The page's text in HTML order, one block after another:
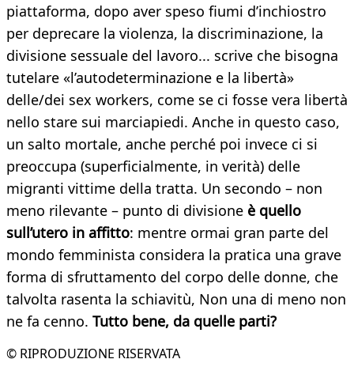
piattaforma, dopo aver speso fiumi d’inchiostro
per deprecare la violenza, la discriminazione, la
divisione sessuale del lavoro... scrive che bisogna
tutelare «l’autodeterminazione e la libertà»
delle/dei sex workers, come se ci fosse vera libertà
nello stare sui marciapiedi. Anche in questo caso,
un salto mortale, anche perché poi invece ci si
preoccupa (superficialmente, in verità) delle
migranti vittime della tratta. Un secondo – non
meno rilevante – punto di divisione è quello
sull’utero in affitto: mentre ormai gran parte del
mondo femminista considera la pratica una grave
forma di sfruttamento del corpo delle donne, che
talvolta rasenta la schiavitù, Non una di meno non
ne fa cenno. Tutto bene, da quelle parti?
© RIPRODUZIONE RISERVATA